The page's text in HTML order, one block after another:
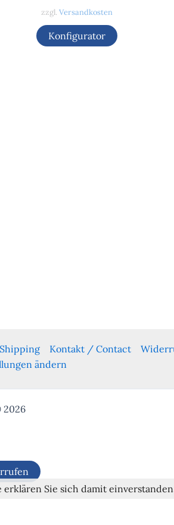
zzgl. Versandkosten
Konfigurator
Kontakt / Contact
ändern
Sie sich damit